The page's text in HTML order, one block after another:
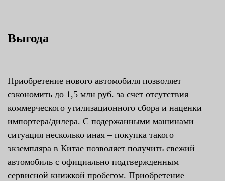
Выгода
Приобретение нового автомобиля позволяет
сэкономить до 1,5 млн руб. за счет отсутствия
коммерческого утилизационного сбора и наценки
импортера/дилера. С подержанными машинами
ситуация несколько иная – покупка такого
экземпляра в Китае позволяет получить свежий
автомобиль с официально подтвержденным
сервисной книжкой пробегом. Приобретение